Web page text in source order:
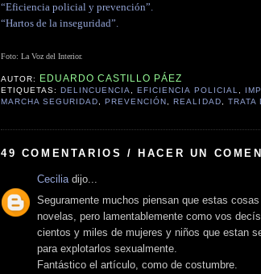
“Eficiencia policial y prevención”.
“Hartos de la inseguridad”.
Foto: La Voz del Interior.
AUTOR: EDUARDO CASTILLO PÁEZ
ETIQUETAS:DELINCUENCIA ,EFICIENCIA POLICIAL
MARCHA SEGURIDAD
,PREVENCIÓN ,REALIDAD TRATA
49 COMENTARIOS / HACER UN
Cecilia dijo...
Seguramente muchos piensan que estas
novelas, pero lamentablemente como vos
cientos y miles de mujeres y niños que estan
para explotarlos sexualmente.
Fantástico el artículo, como de costumbre.